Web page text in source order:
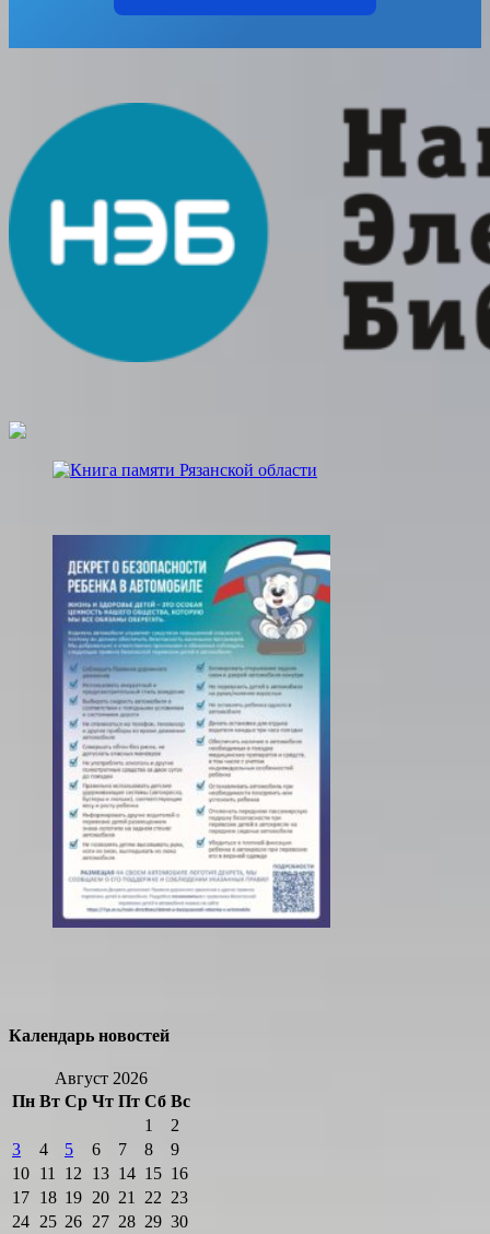
Календарь новостей
Август 2026
Пн Вт Ср Чт Пт Сб Вс
1
2
3
4 5 6 7 8
9
10 11 12 13 14 15 16
17 18 19 20 21 22 23
24 25 26 27 28 29 30